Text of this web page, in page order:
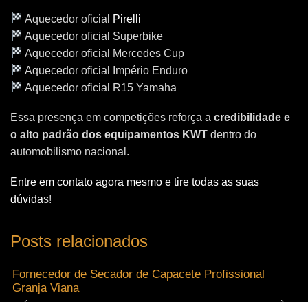
Aquecedor oficial
Pirelli
Aquecedor oficial Superbike
Aquecedor oficial Mercedes Cup
Aquecedor oficial Império Enduro
Aquecedor oficial R15 Yamaha
Essa presença em competições reforça a credibilidade e
o alto padrão dos equipamentos KWT dentro do
automobilismo nacional.
Entre em contato agora mesmo e tire todas as suas
dúvidas!
Posts relacionados
Fornecedor de Secador de Capacete Profissional
Granja Viana